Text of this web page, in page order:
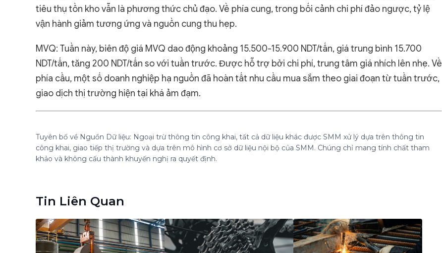
tiêu thụ tồn kho vẫn là phương thức chủ đạo. Về phía cung, trong bối cảnh chi phí đảo ngược, tỷ lệ
vận hành giảm tương ứng và nguồn cung thu hẹp.
MVQ: Tuần này, biên độ giá MVQ dao động khoảng 15.500-15.900 NDT/tấn, giá trung bình 15.700
NDT/tấn, tăng 200 NDT/tấn so với tuần trước. Được hỗ trợ bởi chi phí, trung tâm giá nhích lên nhẹ. Về
phía cầu, một số doanh nghiệp hạ nguồn đã hoàn tất nhu cầu mua sắm theo giai đoạn từ tuần trước,
giao dịch thị trường hiện tại khá ảm đạm.
Tuyên bố về Nguồn Dữ liệu: Ngoại trừ thông tin công khai, tất cả dữ liệu khác được SMM xử lý dựa trên thông tin
công khai, giao tiếp thị trường và dựa trên mô hình cơ sở dữ liệu nội bộ của SMM. Chúng chỉ mang tính chất tham
khảo và không cấu thành khuyến nghị ra quyết định.
Tin Liên Quan